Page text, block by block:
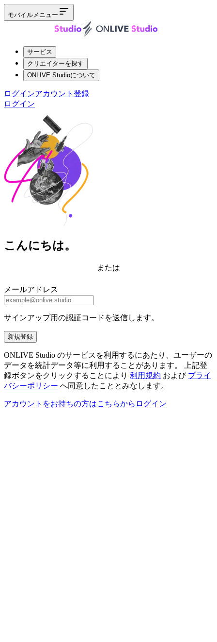
モバイルメニュー
サービス
クリエイターを探す
ONLIVE Studioについて
ログインアカウント登録
ログイン
こんにちは。
または
メールアドレス
サインアップ用の認証コードを送信します。
新規登録
ONLIVE Studio のサービスを利用するにあたり、ユーザーの
データを統計データ等に利用することがあります。 上記登
録ボタンをクリックすることにより 利用規約 および プライ
バシーポリシー へ同意したこととみなします。
アカウントをお持ちの方はこちらからログイン